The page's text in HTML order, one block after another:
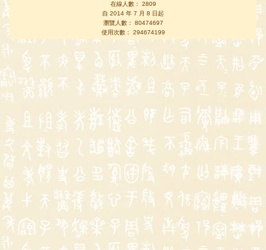
在線人數： 2809
自 2014 年 7 月 8 日起
瀏覽人數： 80474697
使用次數： 294674199